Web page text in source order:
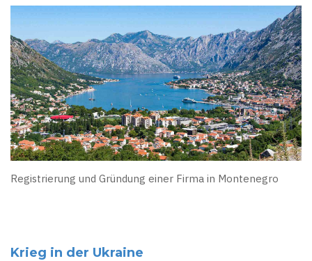
Registrierung und Gründung einer Firma in Montenegro
Krieg in der Ukraine